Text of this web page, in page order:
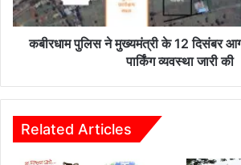
आगमन
हेतु
यातायात
की
कबीरधाम पुलिस ने मुख्यमंत्री के 12 दिसंबर
पार्किंग व्यवस्था जारी की
Related Articles